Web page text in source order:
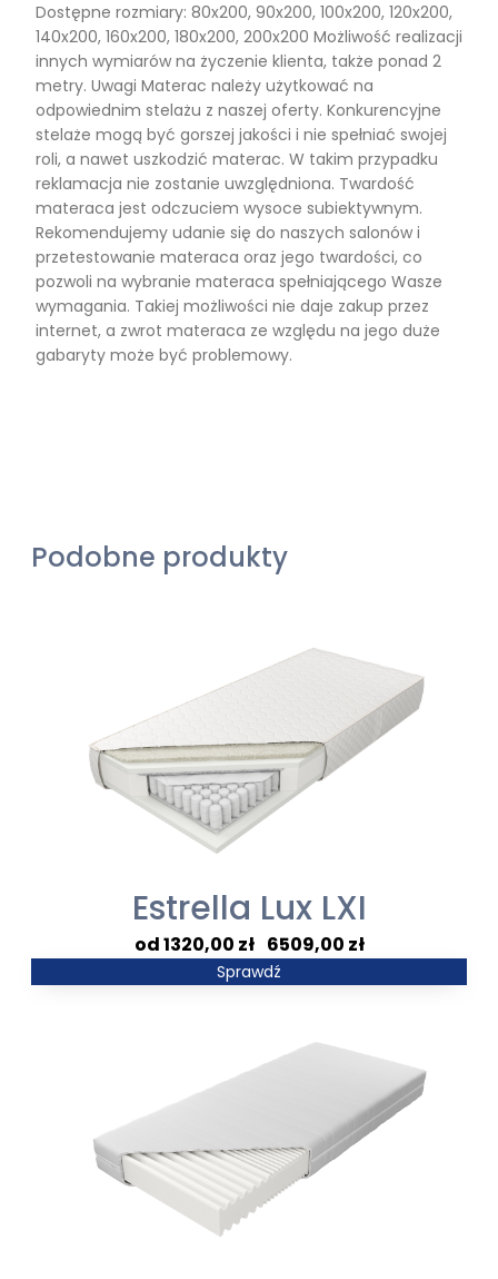
Dostępne rozmiary: 80x200, 90x200, 100x200, 120x200,
140x200, 160x200, 180x200, 200x200 Możliwość realizacji
innych wymiarów na życzenie klienta, także ponad 2
metry. Uwagi Materac należy użytkować na
odpowiednim stelażu z naszej oferty. Konkurencyjne
stelaże mogą być gorszej jakości i nie spełniać swojej
roli, a nawet uszkodzić materac. W takim przypadku
reklamacja nie zostanie uwzględniona. Twardość
materaca jest odczuciem wysoce subiektywnym.
Rekomendujemy udanie się do naszych salonów i
przetestowanie materaca oraz jego twardości, co
pozwoli na wybranie materaca spełniającego Wasze
wymagania. Takiej możliwości nie daje zakup przez
internet, a zwrot materaca ze względu na jego duże
gabaryty może być problemowy.
Podobne produkty
Estrella Lux LXI
1320,00 zł– 6509,00 zł
Zakres
6509,00 zł
Sprawdź